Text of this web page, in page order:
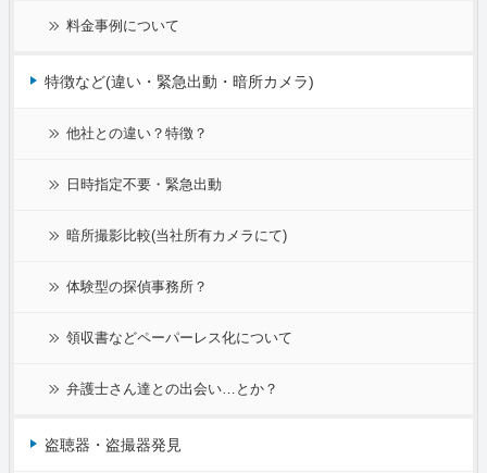
料金事例について
特徴など(違い・緊急出動・暗所カメラ)
他社との違い？特徴？
日時指定不要・緊急出動
暗所撮影比較(当社所有カメラにて)
体験型の探偵事務所？
領収書などペーパーレス化について
弁護士さん達との出会い…とか？
盗聴器・盗撮器発見